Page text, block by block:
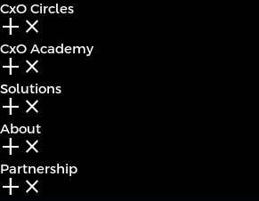
CxO Circles
add_2 close
CxO Academy
add_2 close
Solutions
add_2 close
About
add_2 close
Partnership
add_2 close